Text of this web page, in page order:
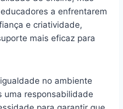
a enfrentarem
e criatividade,
mais eficaz para
no ambiente
uma responsabilidade